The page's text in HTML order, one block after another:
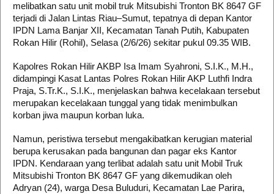
melibatkan satu unit mobil truk Mitsubishi Tronton BK 8647 GF
terjadi di Jalan Lintas Riau–Sumut, tepatnya di depan Kantor
IPDN Lama Banjar XII, Kecamatan Tanah Putih, Kabupaten
Rokan Hilir (Rohil), Selasa (2/6/26) sekitar pukul 09.35 WIB.
Kapolres Rokan Hilir AKBP Isa Imam Syahroni, S.I.K., M.H.,
didampingi Kasat Lantas Polres Rokan Hilir AKP Luthfi Indra
Praja, S.Tr.K., S.I.K., menjelaskan bahwa kecelakaan tersebut
merupakan kecelakaan tunggal yang tidak menimbulkan
korban jiwa maupun korban luka.
Namun, peristiwa tersebut mengakibatkan kerugian material
berupa kerusakan pada bangunan dan pagar eks Kantor
IPDN. Kendaraan yang terlibat adalah satu unit Mobil Truk
Mitsubishi Tronton BK 8647 GF yang dikemudikan oleh
Adryan (24), warga Desa Buluduri, Kecamatan Lae Parira,